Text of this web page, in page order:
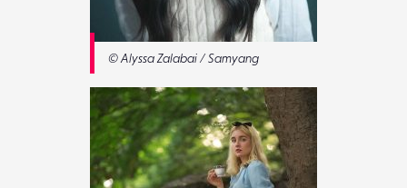
© Alyssa Zalabai / Samyang